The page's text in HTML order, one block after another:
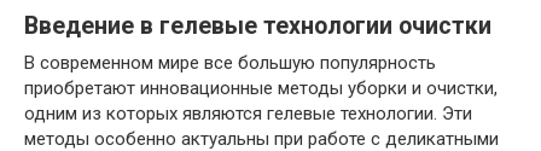
Введение в гелевые технологии очистки
В современном мире все большую популярность
приобретают инновационные методы уборки и очистки,
одним из которых являются гелевые технологии. Эти
методы особенно актуальны при работе с деликатными